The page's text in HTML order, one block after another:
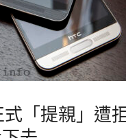
式「提親」遭